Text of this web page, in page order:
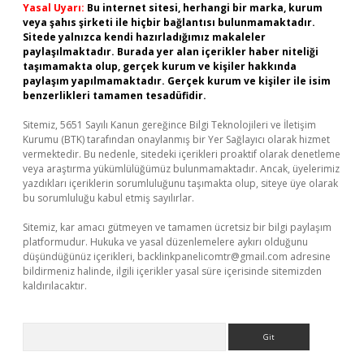
Yasal Uyarı: Bu internet sitesi, herhangi bir marka, kurum
veya şahıs şirketi ile hiçbir bağlantısı bulunmamaktadır.
Sitede yalnızca kendi hazırladığımız makaleler
paylaşılmaktadır. Burada yer alan içerikler haber niteliği
taşımamakta olup, gerçek kurum ve kişiler hakkında
paylaşım yapılmamaktadır. Gerçek kurum ve kişiler ile isim
benzerlikleri tamamen tesadüfidir.
Sitemiz, 5651 Sayılı Kanun gereğince Bilgi Teknolojileri ve İletişim
Kurumu (BTK) tarafından onaylanmış bir Yer Sağlayıcı olarak hizmet
vermektedir. Bu nedenle, sitedeki içerikleri proaktif olarak denetleme
veya araştırma yükümlülüğümüz bulunmamaktadır. Ancak, üyelerimiz
yazdıkları içeriklerin sorumluluğunu taşımakta olup, siteye üye olarak
bu sorumluluğu kabul etmiş sayılırlar.
Sitemiz, kar amacı gütmeyen ve tamamen ücretsiz bir bilgi paylaşım
platformudur. Hukuka ve yasal düzenlemelere aykırı olduğunu
düşündüğünüz içerikleri, backlinkpanelicomtr@gmail.com adresine
bildirmeniz halinde, ilgili içerikler yasal süre içerisinde sitemizden
kaldırılacaktır.